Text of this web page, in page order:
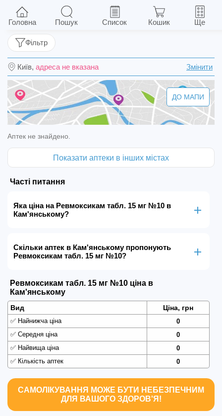
Ревмоксикам табл. 15 мг №10
Київ, адреса не вказана Змінити
Фільтр
ДО МАПИ
Аптек не знайдено.
Показати аптеки в інших містах
Часті питання
Яка ціна на Ревмоксикам табл. 15 мг №10 в
Кам'янському?
Скільки аптек в Кам'янському пропонують
Ревмоксикам табл. 15 мг №10?
Ревмоксикам табл. 15 мг №10 ціна в
Кам'янському
Вид Ціна, грн
✅ Найнижча ціна
0
✅ Середня ціна
0
✅ Найвища ціна
0
✅ Кількість аптек 0
САМОЛІКУВАННЯ МОЖЕ БУТИ НЕБЕЗПЕЧНИМ
ДЛЯ ВАШОГО ЗДОРОВ'Я!
Головна Пошук Список Кошик Ще